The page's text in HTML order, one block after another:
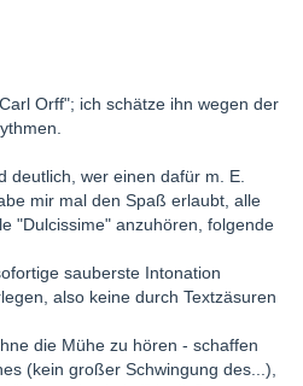
Orff"; ich schätze ihn wegen der
deutlich, wer einen dafür m. E.
mir mal den Spaß erlaubt, alle
"Dulcissime" anzuhören, folgende
sauberste Intonation
also keine durch Textzäsuren
die Mühe zu hören - schaffen
(kein großer Schwingung des...),